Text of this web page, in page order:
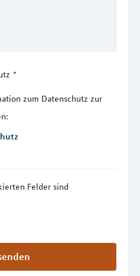
*
zum Datenschutz zur
Felder sind